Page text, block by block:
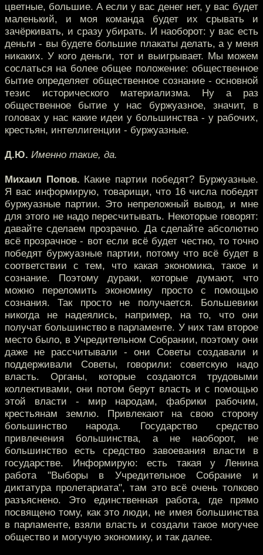
цветные, большие. А если у вас денег нет, у вас будет
маленький, и моя команда будет их срывать и
зачёркивать, и сразу убирать. И наоборот: у вас есть
деньги - вы будете большие плакаты делать, а у меня
никаких. У кого деньги, тот и выигрывает. Мы можем
сослаться на более общее положение: общественное
бытие определяет общественное сознание - основной
тезис исторического материализма. Ну а раз
общественное бытие у нас буржуазное, значит, в
головах у нас какие идеи у большинства - у рабочих,
крестьян, интеллигенции - буржуазные.
Д.Ю. Именно такие, да.
Михаил Попов. Какие партии победят? Буржуазные.
Я вас информирую, товарищи, что 16 числа победят
буржуазные партии. Это непреложный вывод, и мне
для этого не надо пересчитывать. Некоторые говорят:
давайте сделаем прозрачно. Да сделайте абсолютно
всё прозрачное - вот если всё будет честно, то точно
победят буржуазные партии, потому что всё будет в
соответствии с тем, что какая экономика, такое и
сознание. Поэтому дураки, которые думают, что
можно переломить экономику просто с помощью
сознания. Так просто не получается. Большевики
никогда не надеялись, например, на то, что они
получат большинство в парламенте. У них там второе
место было, в Учредительном Собрании, поэтому они
даже не рассчитывали - они Советы создавали и
поддерживали Советы, говорили: советскую надо
власть. Органы, которые создаются трудовыми
коллективами, они потом берут власть и с помощью
этой власти - мир народам, фабрики рабочим,
крестьянам землю. Привлекают на свою сторону
большинство народа. Государство средство
привлечения большинства, а не наоборот, не
большинство есть средство завоевания власти в
государстве. Информирую: есть такая у Ленина
работа "Выборы в Учредительное Собрание и
диктатура пролетариата", там это всё очень толково
разъяснено. Это единственная работа, где прямо
посвящено тому, как это люди, не имея большинства
в парламенте, взяли власть и создали такое могучее
общество и могучую экономику, и так далее.